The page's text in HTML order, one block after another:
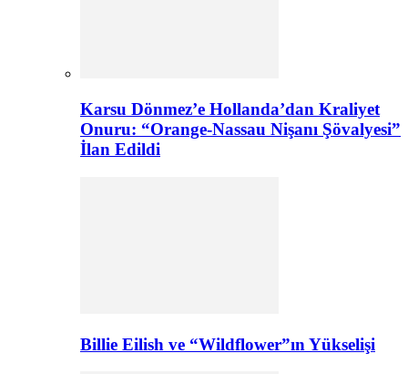
Karsu Dönmez’e Hollanda’dan Kraliyet
Onuru: “Orange-Nassau Nişanı Şövalyesi”
İlan Edildi
Billie Eilish ve “Wildflower”ın Yükselişi